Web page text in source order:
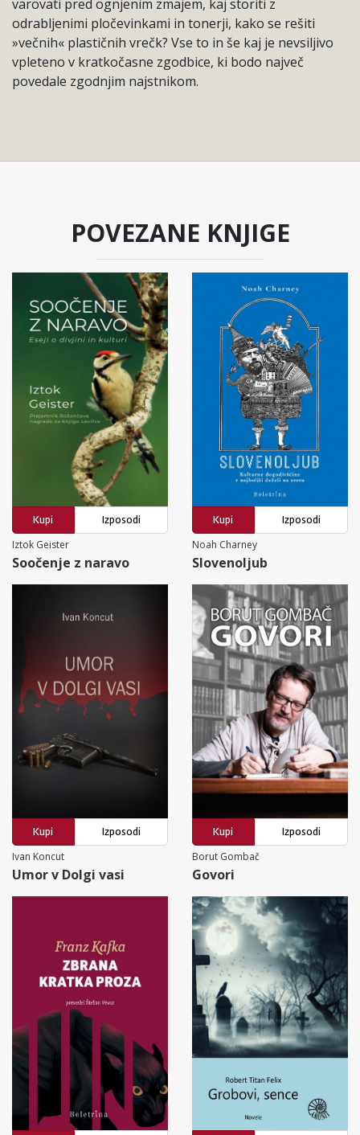
varovati pred ognjenim zmajem, kaj storiti z
odrabljenimi pločevinkami in tonerji, kako se rešiti
»večnih« plastičnih vrečk? Vse to in še kaj je nevsiljivo
vpleteno v kratkočasne zgodbice, ki bodo največ
povedale zgodnjim najstnikom.
POVEZANE KNJIGE
Kupi
Izposodi
Iztok Geister
Soočenje z naravo
Kupi
Izposodi
Noah Charney
Slovenoljub
Kupi
Izposodi
Ivan Koncut
Umor v Dolgi vasi
Kupi
Izposodi
Borut Gombač
Govori